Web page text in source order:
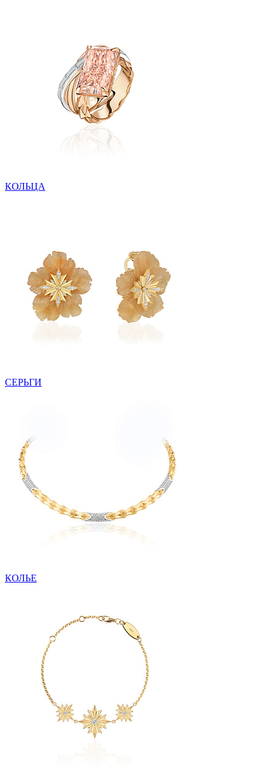
КОЛЬЦА
СЕРЬГИ
КОЛЬЕ